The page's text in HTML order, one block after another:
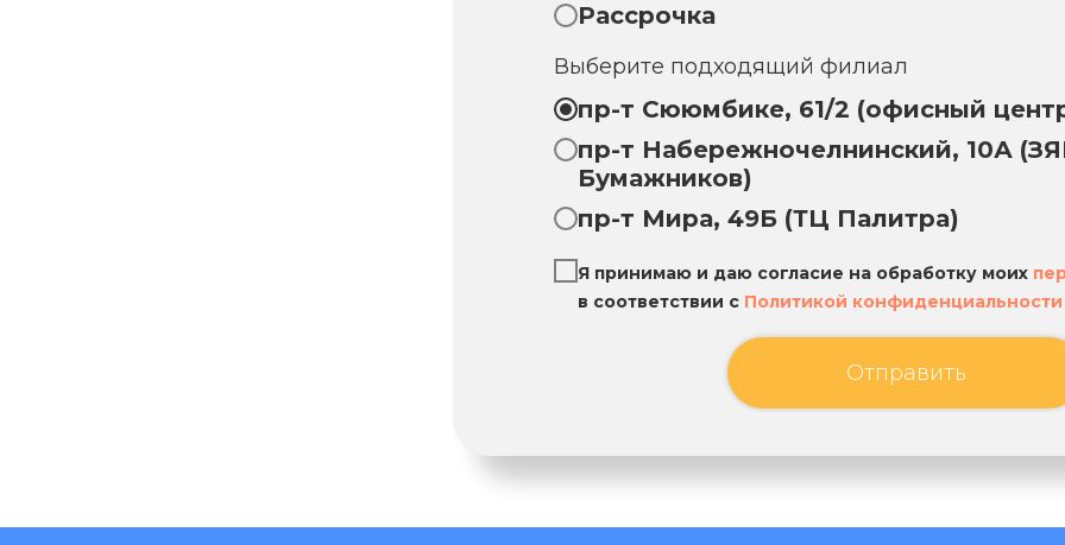
Рассрочка
Выберите подходящий филиал
пр-т Сююмбике, 61/2 (офисный
пр-т Набережночелнинский, 10А
Бумажников)
пр-т Мира, 49Б (ТЦ Палитра)
Я принимаю и даю согласие на обработку моих
в соответствии с Политикой конфиденциальности
Отправить